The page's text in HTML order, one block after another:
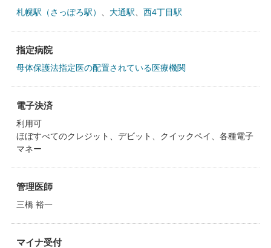
札幌駅（さっぽろ駅） 大通駅 西4丁目駅
指定病院
母体保護法指定医の配置されている医療機関
電子決済
利用可
ほぼすべてのクレジット、デビット、クイックペイ、各種電子
マネー
管理医師
三橋 裕一
マイナ受付